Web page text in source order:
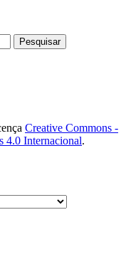
Creative Commons -
4.0 Internacional.